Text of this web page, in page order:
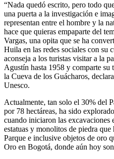
“Nada quedó escrito, pero todo
una puerta a la investigación e
representan entre el hombre y la
hace que quieras empaparte del
Vargas, una opita que se ha
Huila en las redes sociales con su
aconseja a los turistas visitar a la
Agustín hasta 1958 y comparte
la Cueva de los Guácharos,
Unesco.
Actualmente, tan solo el 30% del
por 78 hectáreas, ha sido
cuando iniciaron las excavaciones
estatuas y monolitos de piedra
Parque e inclusive objetos de oro
Oro en Bogotá, donde aún hoy